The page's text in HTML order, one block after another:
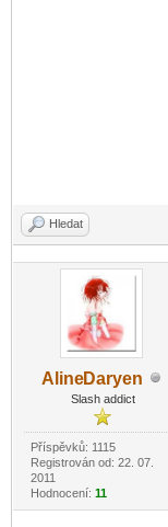
Hledat
AlineDaryen
Slash addict
Příspěvků: 1115
Registrován od: 22. 07.
2011
Hodnocení: 11